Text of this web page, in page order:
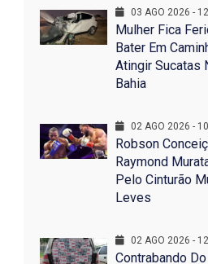
03 AGO 2026 -
Mulher Fica
Bater Em
Atingir Sucatas
Bahia
02 AGO 2026 -
Robson
Raymond
Pelo Cinturão
Leves
02 AGO 2026 -
Contrabando